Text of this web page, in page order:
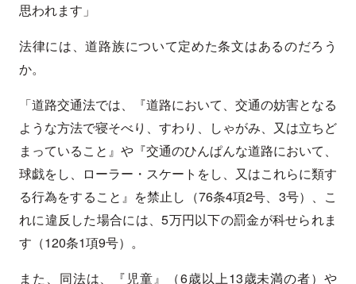
思われます」
法律には、道路族について定めた条文はあるのだろう
か。
「道路交通法では、『道路において、交通の妨害となる
ような方法で寝そべり、すわり、しゃがみ、又は立ちど
まっていること』や『交通のひんぱんな道路において、
球戯をし、ローラー・スケートをし、又はこれらに類す
る行為をすること』を禁止し（76条4項2号、3号）、こ
れに違反した場合には、5万円以下の罰金が科せられま
す（120条1項9号）。
また、同法は、『児童』（6歳以上13歳未満の者）や